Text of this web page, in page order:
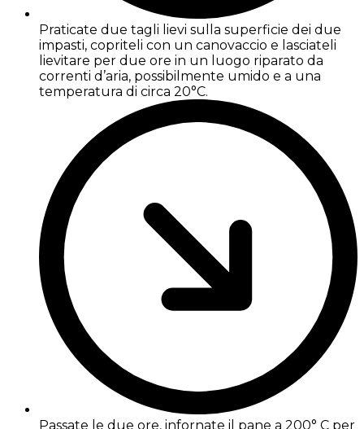
Praticate due tagli lievi sulla superficie dei due
impasti, copriteli con un canovaccio e lasciateli
lievitare per due ore in un luogo riparato da
correnti d’aria, possibilmente umido e a una
temperatura di circa 20°C.
Passate le due ore, infornate il pane a 200° C per